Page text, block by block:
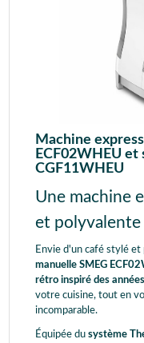
Machine
ECF02WHEU et
CGF11WHEU
Une machine
et polyvalente
Envie d'un café stylé
manuelle SMEG
rétro inspiré des
votre cuisine, tout en
incomparable.
Équipée du système